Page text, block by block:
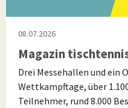
08.07.2026
Magazin
Drei Messehallen und ein
Wettkampftage, über
Teilnehmer, rund 8.000